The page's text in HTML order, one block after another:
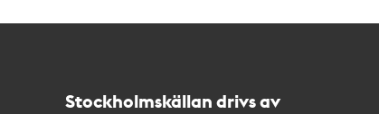
Stockholmskällan drivs av